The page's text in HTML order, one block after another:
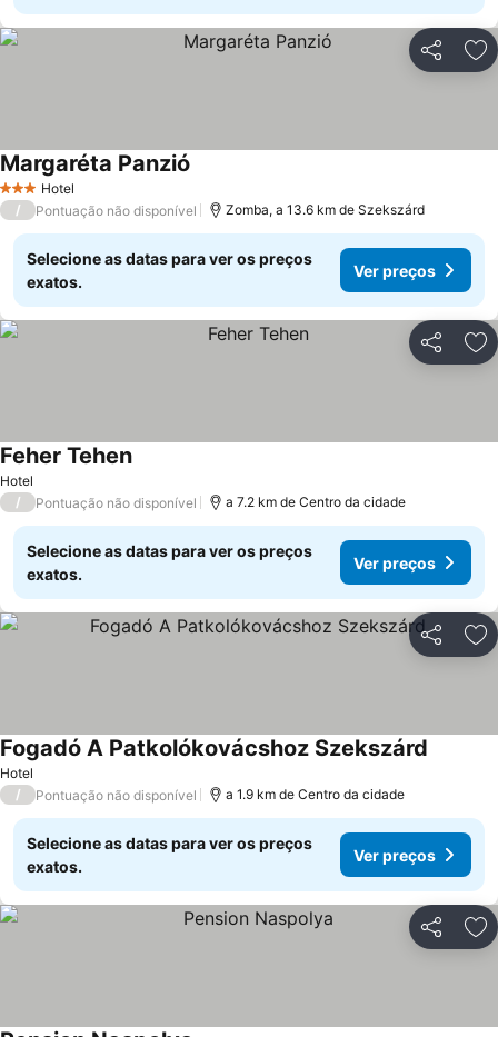
Partilhar
3 EstrelasHotel
Margaréta Panzió
/ Pontuação não disponível Zomba, a 13.6 km de Szekszárd
Selecione as datas para ver os preços
exatos.
Ver preços
Partilhar
Hotel
Feher Tehen
/ Pontuação não disponível a 7.2 km de Centro da cidade
Selecione as datas para ver os preços
exatos.
Ver preços
Partilhar
Hotel
Fogadó A Patkolókovácshoz Szekszárd
/ Pontuação não disponível a 1.9 km de Centro da cidade
Selecione as datas para ver os preços
exatos.
Ver preços
Partilhar